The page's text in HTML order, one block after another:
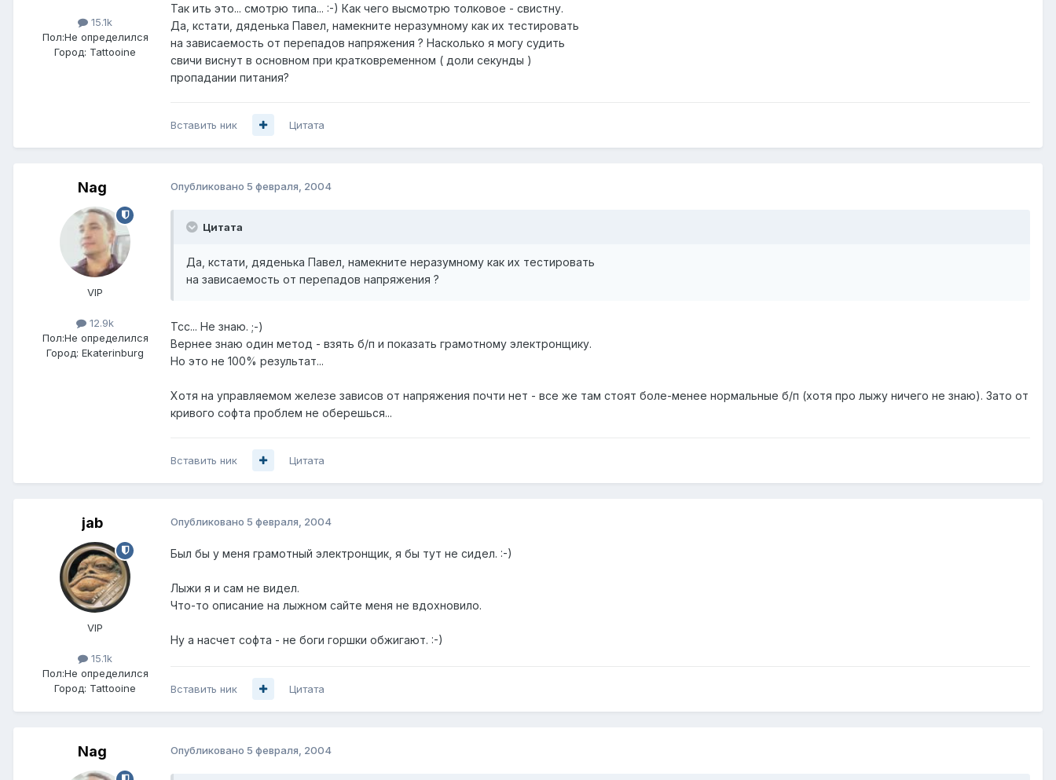
15.1k
Пол:Не определился
Город: Tattooine
Так ить это... смотрю типа... :-) Как чего высмотрю толковое - свистну.
Да, кстати, дяденька Павел, намекните неразумному как их тестировать
на зависаемость от перепадов напряжения ? Насколько я могу судить
свичи виснут в основном при кратковременном ( доли секунды )
пропадании питания?
Вставить ник Цитата
Nag
VIP
12.9k
Пол:Не определился
Город: Ekaterinburg
Опубликовано 5 февраля, 2004
Цитата
Да, кстати, дяденька Павел, намекните неразумному как их тестировать
на зависаемость от перепадов напряжения ?
Тсс... Не знаю. ;-)
Вернее знаю один метод - взять б/п и показать грамотному электронщику.
Но это не 100% результат...
Хотя на управляемом железе зависов от напряжения почти нет - все же там стоят боле-менее нормальные б/п (хотя про лыжу ничего не знаю). Зато от
кривого софта проблем не оберешься...
Вставить ник Цитата
jab
VIP
15.1k
Пол:Не определился
Город: Tattooine
Опубликовано 5 февраля, 2004
Был бы у меня грамотный электронщик, я бы тут не сидел. :-)
Лыжи я и сам не видел.
Что-то описание на лыжном сайте меня не вдохновило.
Ну а насчет софта - не боги горшки обжигают. :-)
Вставить ник Цитата
Nag Опубликовано 5 февраля, 2004